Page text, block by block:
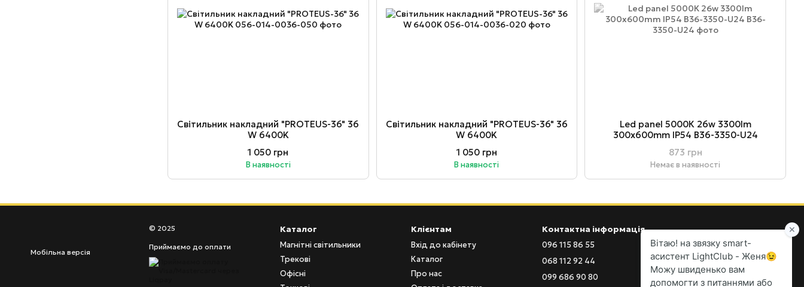
Світильник накладний "PROTEUS-36" 36
W 6400K
1 050 грн
В наявності
Світильник накладний "PROTEUS-36" 36
W 6400K
1 050 грн
В наявності
Led panel 5000К 26w 3300lm
300х600mm IP54 В36-3350-U24
873 грн
Немає в наявності
Мобільна версія
© 2025
Приймаємо до оплати
Каталог
Магнітні світильники
Трекові
Офісні
Клієнтам
Вхід до кабінету
Каталог
Про нас
Контактна інформація
096 115 86 55
068 112 92 44
099 686 90 80
096 115 86 55
099 686 90 80
097 555 03 77